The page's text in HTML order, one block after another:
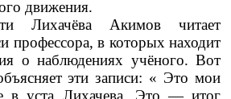
движения.
Лихачёва Акимов читает
профессора, в которых находит
о наблюдениях учёного. Вот
эти записи: « Это мои